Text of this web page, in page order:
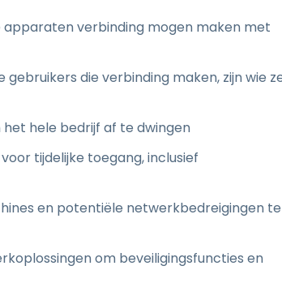
verbinding mogen maken met
die verbinding maken, zijn wie
hele bedrijf af te dwingen
tijdelijke toegang, inclusief
en potentiële netwerkbedreigingen te
om beveiligingsfuncties en